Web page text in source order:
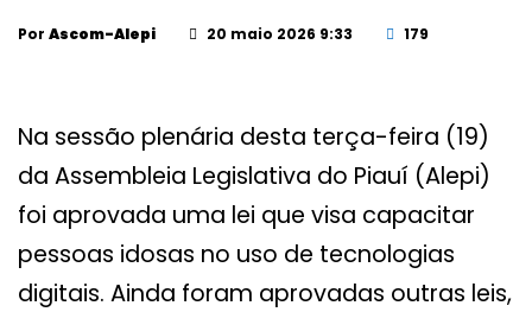
Por Ascom-Alepi 20 maio 2026 9:33 179
Na sessão plenária desta terça-feira (19)
da Assembleia Legislativa do Piauí (Alepi)
foi aprovada uma lei que visa capacitar
pessoas idosas no uso de tecnologias
digitais. Ainda foram aprovadas outras leis,